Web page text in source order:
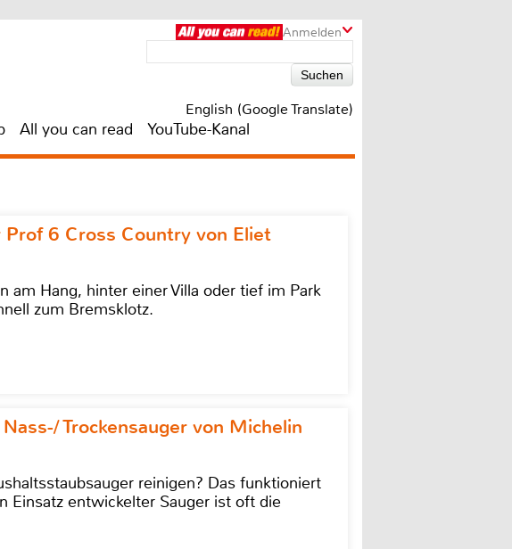
Anmelden
English (Google Translate)
All you can read YouTube-Kanal
6 Cross Country von Eliet
Hang, hinter einer Villa oder tief im Park
zum Bremsklotz.
Trockensauger von Michelin
reinigen? Das funktioniert
Einsatz entwickelter Sauger ist oft die